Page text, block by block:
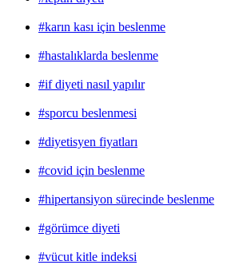
#karın kası için beslenme
#hastalıklarda beslenme
#if diyeti nasıl yapılır
#sporcu beslenmesi
#diyetisyen fiyatları
#covid için beslenme
#hipertansiyon sürecinde beslenme
#görümce diyeti
#vücut kitle indeksi